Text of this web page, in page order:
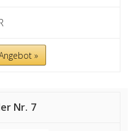
»
7